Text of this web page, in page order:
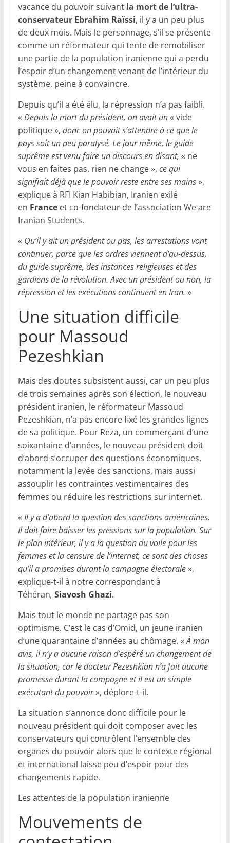
vacance du pouvoir suivant la mort de l’ultra-
conservateur Ebrahim Raïssi, il y a un peu plus
de deux mois. Mais le personnage, s’il se présente
comme un réformateur qui tente de remobiliser
une partie de la population iranienne qui a perdu
l’espoir d’un changement venant de l’intérieur du
système, peine à convaincre.
Depuis qu’il a été élu, la répression n’a pas faibli.
« Depuis la mort du président, on avait un« vide
politique », donc on pouvait s’attendre à ce que le
pays soit un peu paralysé. Le jour même, le guide
suprême est venu faire un discours en disant, « ne
vous en faites pas, rien ne change », ce qui
signifiait déjà que le pouvoir reste entre ses mains»,
explique à RFI Kian Habibian, Iranien exilé
en France et co-fondateur de l’association We are
Iranian Students.
« Qu’il y ait un président ou pas, les arrestations vont
continuer, parce que les ordres viennent d’au-dessus,
du guide suprême, des instances religieuses et des
gardiens de la révolution. Avec un président ou non, la
répression et les exécutions continuent en Iran. »
Une situation difficile
pour Massoud
Pezeshkian
Mais des doutes subsistent aussi, car un peu plus
de trois semaines après son élection, le nouveau
président iranien, le réformateur Massoud
Pezeshkian, n’a pas encore fixé les grandes lignes
de sa politique. Pour Reza, un commerçant d’une
soixantaine d’années, le nouveau président doit
d’abord s’occuper des questions économiques,
notamment la levée des sanctions, mais aussi
assouplir les contraintes vestimentaires des
femmes ou réduire les restrictions sur internet.
« Il y a d’abord la question des sanctions américaines.
Il doit faire baisser les pressions sur la population. Sur
le plan intérieur, il y a la question du voile pour les
femmes et la censure de l’internet, ce sont des choses
qu’il a promises durant la campagne électorale»,
explique-t-il à notre correspondant à
Téhéran, Siavosh Ghazi.
Mais tout le monde ne partage pas son
optimisme. C’est le cas d’Omid, un jeune iranien
d’une quarantaine d’années au chômage. «À mon
avis, il n’y a aucune raison d’espéré un changement de
la situation, car le docteur Pezeshkian n’a fait aucune
promesse durant la campagne et il est un simple
exécutant du pouvoir», déplore-t-il.
La situation s’annonce donc difficile pour le
nouveau président qui doit composer avec les
conservateurs qui contrôlent l’ensemble des
organes du pouvoir alors que le contexte régional
et international laisse peu d’espoir pour des
changements rapide.
Les attentes de la population iranienne
Mouvements de